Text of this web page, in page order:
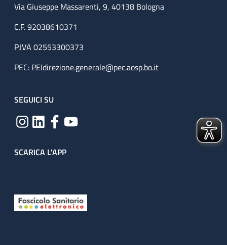
Via Giuseppe Massarenti, 9, 40138 Bologna
C.F. 92038610371
P.IVA 02553300373
PEC: PEIdirezione.generale@pec.aosp.bo.it
SEGUICI SU
SCARICA L'APP